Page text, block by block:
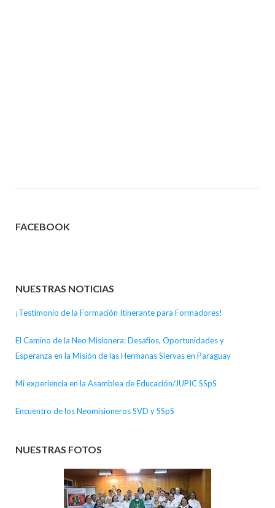
FACEBOOK
NUESTRAS NOTICIAS
¡Testimonio de la Formación Itinerante para Formadores!
El Camino de la Neo Misionera: Desafíos, Oportunidades y
Esperanza en la Misión de las Hermanas Siervas en Paraguay
Mi experiencia en la Asamblea de Educación/JUPIC SSpS
Encuentro de los Neomisioneros SVD y SSpS
NUESTRAS FOTOS